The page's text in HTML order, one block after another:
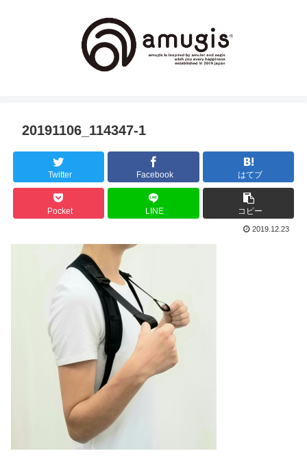
20191106_114347-1
Twitter Facebook はてブ
Pocket LINE コピー
2019.12.23